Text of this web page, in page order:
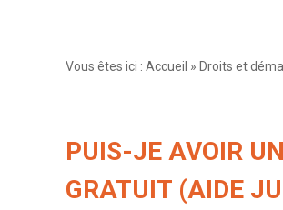
Vous êtes ici : Accueil » Droits et
PUIS-JE AVOIR
GRATUIT (AIDE